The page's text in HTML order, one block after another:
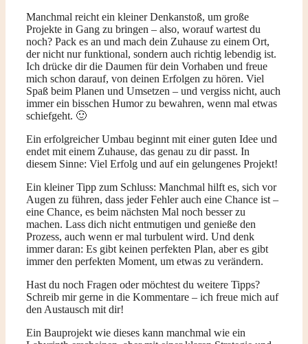
Manchmal reicht ein kleiner Denkanstoß, um große
Projekte in Gang zu bringen – also, worauf wartest du
noch? Pack es an und mach dein Zuhause zu einem Ort,
der nicht nur funktional, sondern auch richtig lebendig ist.
Ich drücke dir die Daumen für dein Vorhaben und freue
mich schon darauf, von deinen Erfolgen zu hören. Viel
Spaß beim Planen und Umsetzen – und vergiss nicht, auch
immer ein bisschen Humor zu bewahren, wenn mal etwas
schiefgeht. 🙂
Ein erfolgreicher Umbau beginnt mit einer guten Idee und
endet mit einem Zuhause, das genau zu dir passt. In
diesem Sinne: Viel Erfolg und auf ein gelungenes Projekt!
Ein kleiner Tipp zum Schluss: Manchmal hilft es, sich vor
Augen zu führen, dass jeder Fehler auch eine Chance ist –
eine Chance, es beim nächsten Mal noch besser zu
machen. Lass dich nicht entmutigen und genieße den
Prozess, auch wenn er mal turbulent wird. Und denk
immer daran: Es gibt keinen perfekten Plan, aber es gibt
immer den perfekten Moment, um etwas zu verändern.
Hast du noch Fragen oder möchtest du weitere Tipps?
Schreib mir gerne in die Kommentare – ich freue mich auf
den Austausch mit dir!
Ein Bauprojekt wie dieses kann manchmal wie ein